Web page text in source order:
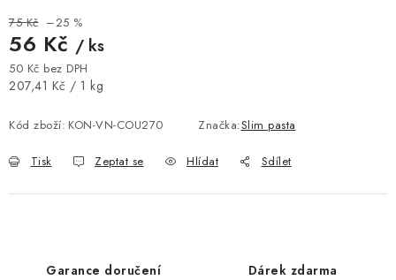
75 Kč –25 %
56 Kč / ks
50 Kč bez DPH
Měrná cena:
207,41 Kč / 1 kg
Kód zboží: KON-VN-COU270 Značka:Slim pasta
Tisk Zeptat se Hlídat Sdílet
Garance doručení Dárek zdarma